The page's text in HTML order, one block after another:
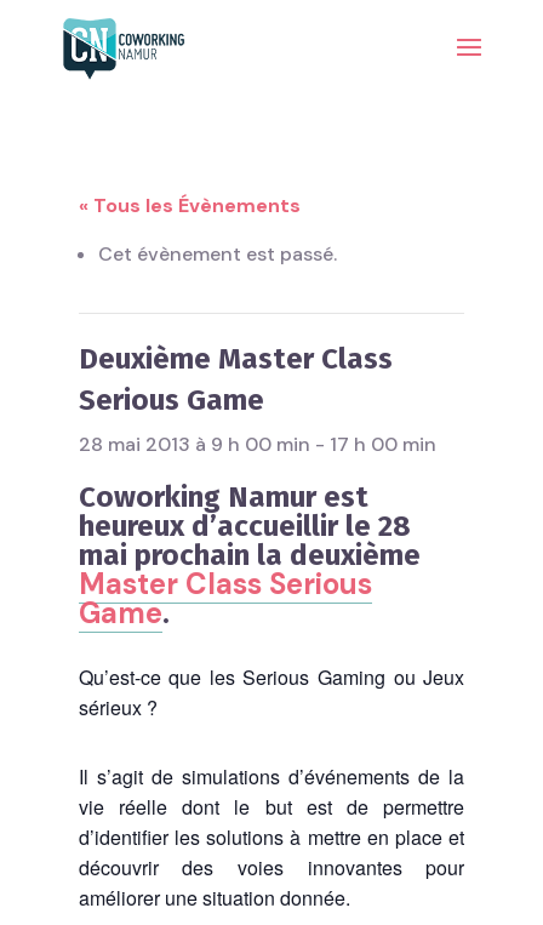
« Tous les Évènements
Cet évènement est passé.
Deuxième Master Class
Serious Game
28 mai 2013 à 9 h 00 min - 17 h 00 min
Coworking Namur est
heureux d’accueillir le 28
mai prochain la deuxième
Master Class Serious
Game.
Qu’est-ce que les Serious Gaming ou Jeux
sérieux ?
Il s’agit de simulations d’événements de la
vie réelle dont le but est de permettre
d’identifier les solutions à mettre en place et
découvrir des voies innovantes pour
améliorer une situation donnée.